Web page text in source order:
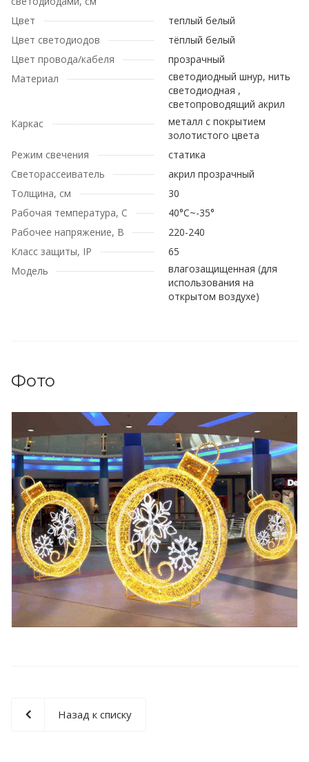
Цвет
теплый белый
Цвет светодиодов
тёплый белый
Цвет провода/кабеля
прозрачный
Материал
светодиодный шнур, нить
светодиодная ,
светопроводящий акрил
Каркас
металл с покрытием
золотистого цвета
Режим свечения
статика
Cветорассеиватель
акрил прозрачный
Толщина, см
30
Рабочая температура, C
40°С~-35°
Рабочее напряжение, В
220-240
Класс защиты, IP
65
Модель
влагозащищенная (для
использования на
открытом воздухе)
Фото
Назад к списку